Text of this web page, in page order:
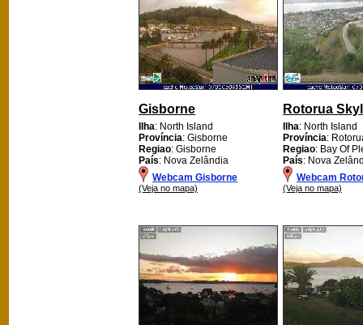
Gisborne
Ilha: North Island
Província: Gisborne
Regiao: Gisborne
País: Nova Zelândia
Webcam Gisborne
(Veja no mapa)
Rotorua
Ilha: North Island
Província:
Regiao: Bay Of
País: Nova
Webcam
(Veja no mapa)